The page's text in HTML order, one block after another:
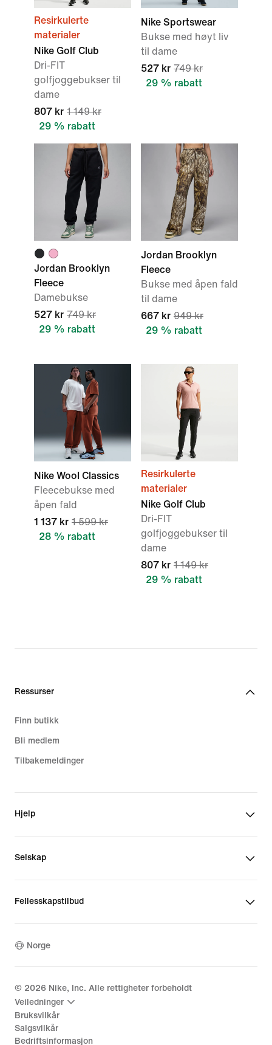
Resirkulerte
materialer
Nike Golf Club
Dri-FIT
golfjoggebukser til
dame
807 kr 1 149 kr
29 % rabatt
Nike Sportswear
Bukse med høyt liv
til dame
527 kr 749 kr
29 % rabatt
Jordan Brooklyn
Fleece
Damebukse
527 kr 749 kr
29 % rabatt
Jordan Brooklyn
Fleece
Bukse med åpen fald
til dame
667 kr 949 kr
29 % rabatt
Nike Wool Classics
Fleecebukse med
åpen fald
1 137 kr 1 599 kr
28 % rabatt
Resirkulerte
materialer
Nike Golf Club
Dri-FIT
golfjoggebukser til
dame
807 kr 1 149 kr
29 % rabatt
Ressurser
Finn butikk
Bli medlem
Tilbakemeldinger
Hjelp
Selskap
Fellesskapstilbud
Norge
© 2026 Nike, Inc. Alle rettigheter forbeholdt
Veiledninger
Bruksvilkår
Salgsvilkår
Bedriftsinformasjon